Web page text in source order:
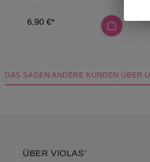
6,90 €*
DAS SAGEN ANDERE KUNDEN ÜBER
ÜBER VIOLAS'